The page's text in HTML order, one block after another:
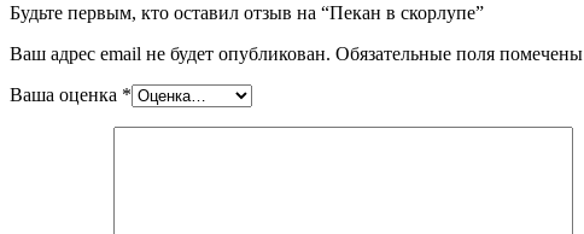
Будьте первым, кто оставил отзыв на “Пекан в скорлупе”
Ваш адрес email не будет опубликован. Обязательные поля помечены
Ваша оценка *